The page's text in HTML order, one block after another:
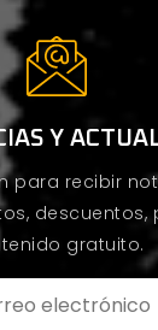
Y
para recibir
descuentos,
gratuito.